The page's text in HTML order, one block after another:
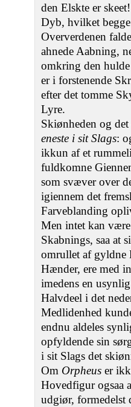
den Elskte er
Dyb, hvilket
Oververdenen
ahnede Aabning,
omkring den
er i forstenende
efter det tomme
Lyre.
Skiønheden og
eneste i sit Slags:
ikkun af et
fuldkomne
som svæver over
igiennem det
Farveblanding
Men intet kan
Skabnings, saa at
omrullet af gyldne
Hænder, ere med
imedens en
Halvdeel i det
Medlidenhed
endnu aldeles
opfyldende sin
i sit Slags det
Om Orpheus er
Hovedfigur ogsaa
udgiør, formedelst